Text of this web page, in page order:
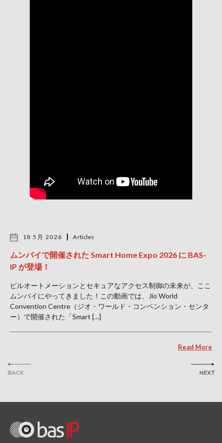
BACK
18 5月 2026 Articles
ムンバイで開催された Smart Home Expo 2026 に BAS-
IP が登場！
ビルオートメーションとセキュアなアクセス制御の未来が、ここ
ムンバイにやってきました！この動画では、Jio World
Convention Centre（ジオ・ワールド・コンベンション・センタ
ー）で開催された「Smart […]
Read More
NEXT